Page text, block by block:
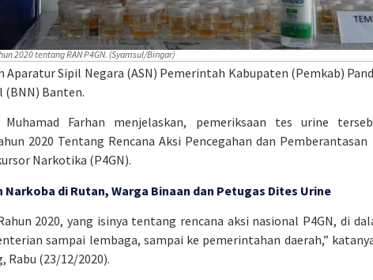
2020 tentang RAN P4GN. (Syamsul/Bingar)
Aparatur Sipil Negara (ASN) Pemerintah Kabupaten (Pemkab)
(BNN) Banten.
Farhan menjelaskan, pemeriksaan tes urine
2020 Tentang Rencana Aksi Pencegahan dan Pemberantasan
Narkotika (P4GN).
Narkoba di Rutan, Warga Binaan dan Petugas Dites Urine
2020, yang isinya tentang rencana aksi nasional P4GN, di
sampai lembaga, sampai ke pemerintahan daerah,”
Rabu (23/12/2020).